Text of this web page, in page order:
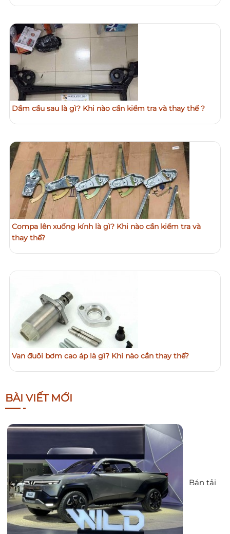
Dầm cầu sau là gì? Khi nào cần kiểm tra và thay thế ?
Compa lên xuống kính là gì? Khi nào cần kiểm tra và
thay thế?
Van đuôi bơm cao áp là gì? Khi nào cần thay thế?
BÀI VIẾT MỚI
Bán tải